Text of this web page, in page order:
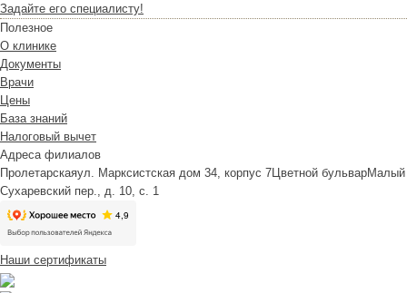
Задайте его специалисту!
Полезное
О клинике
Документы
Врачи
Цены
База знаний
Налоговый вычет
Адреса филиалов
Пролетарскаяул. Марксистская дом 34, корпус 7 Цветной бульварМалый
Сухаревский пер., д. 10, с. 1
Наши сертификаты